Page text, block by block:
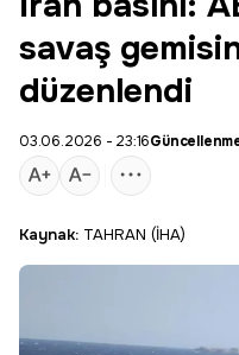
savaş
düzenlendi
03.06.2026 - 23:16
Kaynak: TAHRAN (İHA)